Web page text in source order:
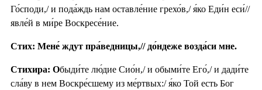
Го́споди,/ и пода́ждь нам оставле́ние грехо́в,/ я́ко Еди́н еси́//
явле́й в ми́ре Воскресе́ние.
Стих: Мене́ ждут пра́ведницы,// до́ндеже возда́си мне.
Стихира: Обыди́те лю́дие Сио́н,/ и обыми́те Его́,/ и дади́те
сла́ву в нем Воскре́сшему из ме́ртвых:/ я́ко Той есть Бог